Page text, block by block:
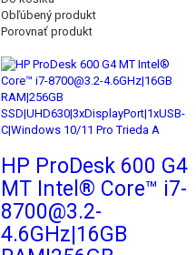
Obľúbený produkt
Porovnať produkt
HP ProDesk 600 G4
MT Intel® Core™ i7-
8700@3.2-
4.6GHz|16GB